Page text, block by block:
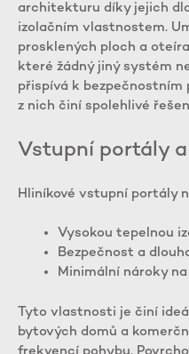
architekturu díky jejich
izolačním vlastnostem.
prosklených ploch a
které žádný jiný systém
přispívá k bezpečnostním
z nich činí spolehlivé
Vstupní portály
Hliníkové vstupní portály
Vysokou tepelnou
Bezpečnost a
Minimální nároky
Tyto vlastnosti je činí
bytových domů a
frekvencí pohybu.